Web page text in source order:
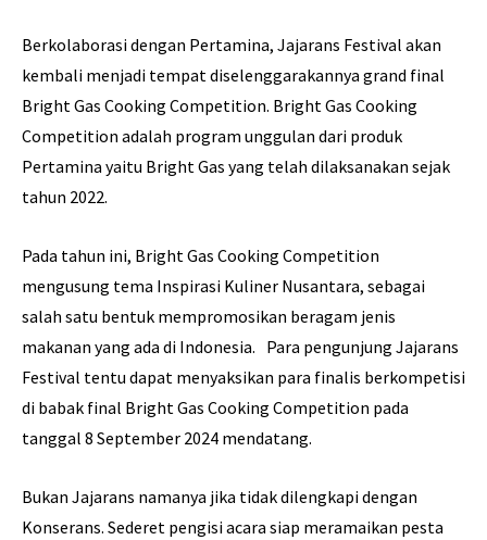
Berkolaborasi dengan Pertamina, Jajarans Festival akan
kembali menjadi tempat diselenggarakannya grand final
Bright Gas Cooking Competition. Bright Gas Cooking
Competition adalah program unggulan dari produk
Pertamina yaitu Bright Gas yang telah dilaksanakan sejak
tahun 2022.
Pada tahun ini, Bright Gas Cooking Competition
mengusung tema Inspirasi Kuliner Nusantara, sebagai
salah satu bentuk mempromosikan beragam jenis
makanan yang ada di Indonesia. Para pengunjung Jajarans
Festival tentu dapat menyaksikan para finalis berkompetisi
di babak final Bright Gas Cooking Competition pada
tanggal 8 September 2024 mendatang.
Bukan Jajarans namanya jika tidak dilengkapi dengan
Konserans. Sederet pengisi acara siap meramaikan pesta